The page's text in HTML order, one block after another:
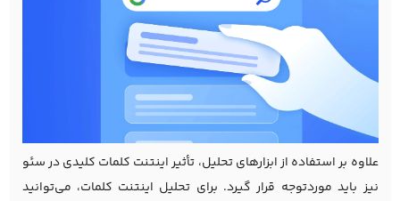
علاوه بر استفاده از ابزارهای تحلیل، تأثیر اینتنت کلمات کلیدی در سئو
نیز باید موردتوجه قرار گیرد. برای تحلیل اینتنت کلمات، می‌توانید